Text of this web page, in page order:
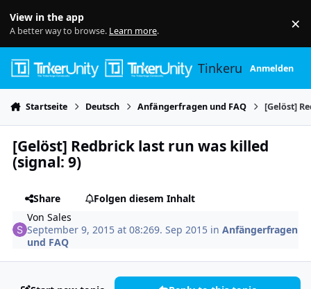
View in the app
A better way to browse. Learn more. ×
TinkerunityAnmelden
Startseite Deutsch Anfängerfragen und FAQ [Gelöst]
[Gelöst] Redbrick last run was killed
(signal: 9)
Share
Folgen diesem Inhalt
VonSales
September 9, 2015 at 08:269. Sep 2015 inAnfängerfragen
und FAQ